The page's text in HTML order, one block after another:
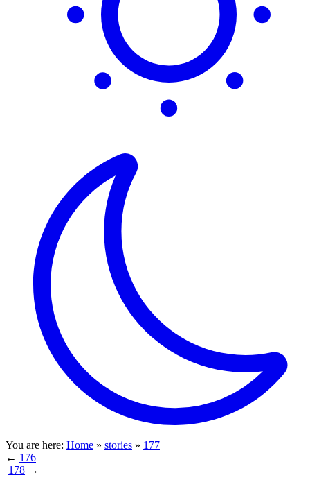
You are here: Home » stories » 177
← 176
178 →